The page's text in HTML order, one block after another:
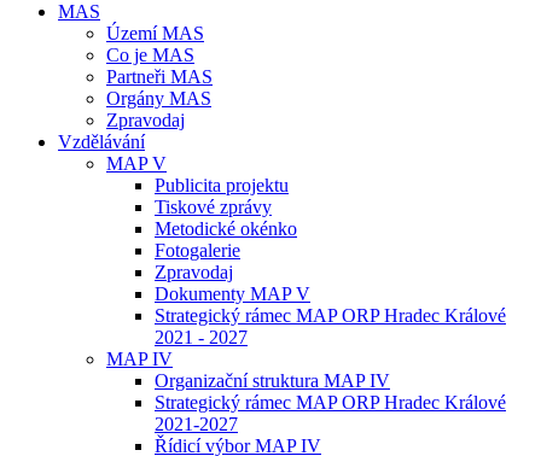
MAS
Území MAS
Co je MAS
Partneři MAS
Orgány MAS
Zpravodaj
Vzdělávání
MAP V
Publicita projektu
Tiskové zprávy
Metodické okénko
Fotogalerie
Zpravodaj
Dokumenty MAP V
Strategický rámec MAP ORP Hradec Králové
2021 - 2027
MAP IV
Organizační struktura MAP IV
Strategický rámec MAP ORP Hradec Králové
2021-2027
Řídicí výbor MAP IV